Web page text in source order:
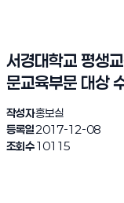
서경대학교 평생
문교육부문 대상
작성자홍보실
등록일2017-12-08
조회수10115